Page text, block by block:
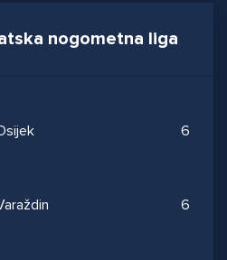
nogometna liga
6
6